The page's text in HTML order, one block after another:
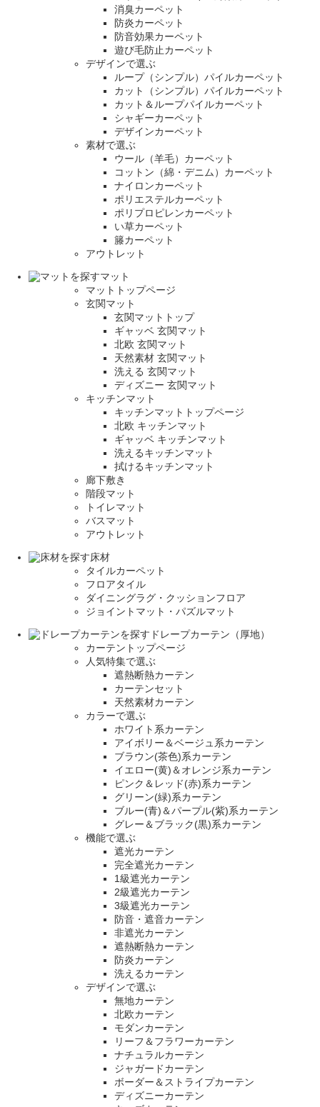
消臭カーペット
防炎カーペット
防音効果カーペット
遊び毛防止カーペット
デザインで選ぶ
ループ（シンプル）パイルカーペット
カット（シンプル）パイルカーペット
カット＆ループパイルカーペット
シャギーカーペット
デザインカーペット
素材で選ぶ
ウール（羊毛）カーペット
コットン（綿・デニム）カーペット
ナイロンカーペット
ポリエステルカーペット
ポリプロピレンカーペット
い草カーペット
籐カーペット
アウトレット
マット
マットトップページ
玄関マット
玄関マットトップ
ギャッベ 玄関マット
北欧 玄関マット
天然素材 玄関マット
洗える 玄関マット
ディズニー 玄関マット
キッチンマット
キッチンマットトップページ
北欧 キッチンマット
ギャッベ キッチンマット
洗えるキッチンマット
拭けるキッチンマット
廊下敷き
階段マット
トイレマット
バスマット
アウトレット
床材
タイルカーペット
フロアタイル
ダイニングラグ・クッションフロア
ジョイントマット・パズルマット
ドレープカーテン（厚地）
カーテントップページ
人気特集で選ぶ
遮熱断熱カーテン
カーテンセット
天然素材カーテン
カラーで選ぶ
ホワイト系カーテン
アイボリー＆ベージュ系カーテン
ブラウン(茶色)系カーテン
イエロー(黄)＆オレンジ系カーテン
ピンク＆レッド(赤)系カーテン
グリーン(緑)系カーテン
ブルー(青)＆パープル(紫)系カーテン
グレー＆ブラック(黒)系カーテン
機能で選ぶ
遮光カーテン
完全遮光カーテン
1級遮光カーテン
2級遮光カーテン
3級遮光カーテン
防音・遮音カーテン
非遮光カーテン
遮熱断熱カーテン
防炎カーテン
洗えるカーテン
デザインで選ぶ
無地カーテン
北欧カーテン
モダンカーテン
リーフ＆フラワーカーテン
ナチュラルカーテン
ジャガードカーテン
ボーダー＆ストライプカーテン
ディズニーカーテン